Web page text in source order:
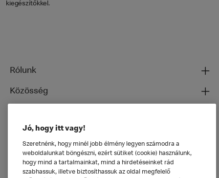
kiegészítőkkel.
Rólunk
Közösség
Általános
Jó, hogy itt vagy!
Szeretnénk, hogy minél jobb élmény legyen számodra a
weboldalunkat böngészni, ezért sütiket (cookie) használunk,
hogy mind a tartalmainkat, mind a hirdetéseinket rád
szabhassuk, illetve biztosíthassuk az oldal megfelelő